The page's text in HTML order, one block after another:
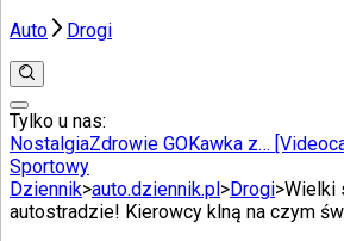
Auto
Drogi
Anuluj
Wiadomości
Świat
Polityka
Tylko u nas:
NostalgiaZdrowie GOKawka z…
Sportowy
Dziennik>auto.dziennik.pl >Drogi>Wielki
autostradzie! Kierowcy klną na czym